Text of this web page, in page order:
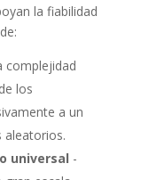
la fiabilidad
complejidad
los
a un
aleatorios.
universal -